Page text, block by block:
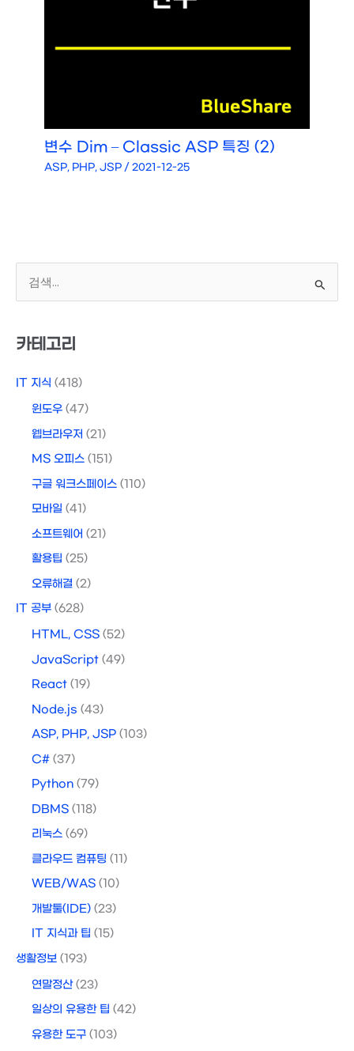
변수 Dim – Classic ASP 특징 (2)
ASP, PHP, JSP /2021-12-25
상
카테고리
IT 지식 (418)
윈도우 (47)
웹브라우저 (21)
MS 오피스 (151)
구글 워크스페이스 (110)
모바일 (41)
소프트웨어 (21)
활용팁 (25)
오류해결 (2)
IT 공부 (628)
HTML, CSS (52)
JavaScript (49)
React (19)
Node.js (43)
ASP, PHP, JSP (103)
C# (37)
Python (79)
DBMS (118)
리눅스 (69)
클라우드 컴퓨팅 (11)
WEB/WAS (10)
개발툴(IDE) (23)
IT 지식과 팁 (15)
생활정보 (193)
연말정산(23)
일상의 유용한 팁 (42)
유용한 도구 (103)